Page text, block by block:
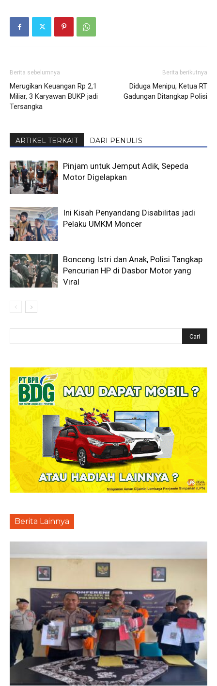
Berita sebelumnya
Merugikan Keuangan Rp 2,1
Miliar, 3 Karyawan BUKP jadi
Tersangka
Berita berikutnya
Diduga Menipu, Ketua RT
Gadungan Ditangkap Polisi
ARTIKEL TERKAIT DARI PENULIS
Pinjam untuk Jemput Adik, Sepeda
Motor Digelapkan
Ini Kisah Penyandang Disabilitas jadi
Pelaku UMKM Moncer
Bonceng Istri dan Anak, Polisi Tangkap
Pencurian HP di Dasbor Motor yang
Viral
Berita Lainnya